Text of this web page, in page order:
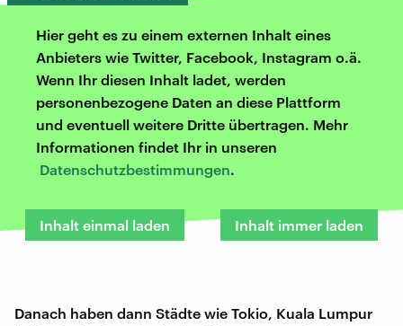
Hier geht es zu einem externen Inhalt eines
Anbieters wie Twitter, Facebook, Instagram o.ä.
Wenn Ihr diesen Inhalt ladet, werden
personenbezogene Daten an diese Plattform
und eventuell weitere Dritte übertragen. Mehr
Informationen findet Ihr in unseren
Datenschutzbestimmungen.
Inhalt einmal laden Inhalt immer laden
Danach haben dann Städte wie Tokio, Kuala Lumpur